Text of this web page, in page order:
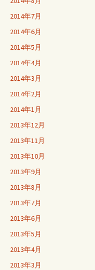
2014年7月
2014年6月
2014年5月
2014年4月
2014年3月
2014年2月
2014年1月
2013年12月
2013年11月
2013年10月
2013年9月
2013年8月
2013年7月
2013年6月
2013年5月
2013年4月
2013年3月